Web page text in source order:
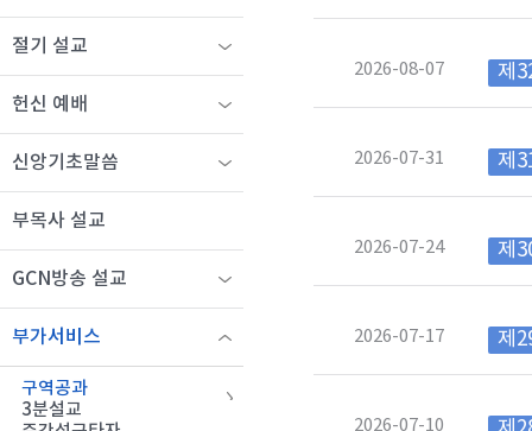
2026-08-07 제
2026-07-31 제
2026-07-24 제
2026-07-17 제
2026-07-10
절기 설교
헌신 예배
신앙기초말씀
부목사 설교
GCN방송 설교
부가서비스
구역공과
3분설교